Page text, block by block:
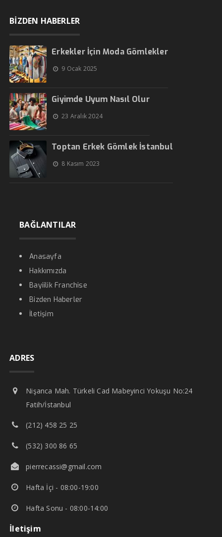
BİZDEN HABERLER
Erkekler İçin Moda Gömlekler
9 Ocak 2025
Giyimde Uyum Nasıl Olur
23 Aralık 2024
Toptan Erkek Gömlek İstanbul
8 Kasım 2023
BAĞLANTILAR
Anasayfa
Hakkımızda
Bayiilik Franchise
Bizden Haberler
İletişim
ADRES
Nişanca Mah. Türkeli Cad Mabeyinci Yokuşu No:24
Fatih/İstanbul
(212) 458 25 25
(532) 300 86 65
pierrecassi@gmail.com
Hafta İçi - 08:00-19:00
Hafta Sonu - 08:00-14:00
İletişim